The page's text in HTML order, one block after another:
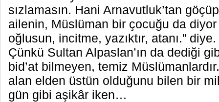
sızlamasın. Hani Arnavutluk’tan
ailenin, Müslüman bir çocuğu da diyor
oğlusun, incitme, yazıktır, atanı.”
Çünkü Sultan Alpaslan’ın da dediği
bid’at bilmeyen, temiz
alan elden üstün olduğunu bilen bir
gün gibi aşikâr iken…